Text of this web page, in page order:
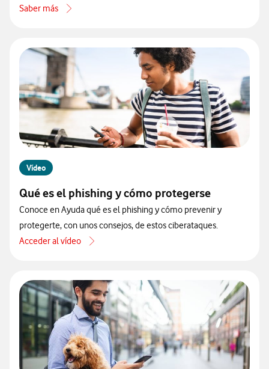
Saber más
acerca de Cómo contactar con atención al cliente de Vodafone
Vídeo
Qué es el phishing y cómo protegerse
Conoce en Ayuda qué es el phishing y cómo prevenir y
protegerte, con unos consejos, de estos ciberataques.
Acceder al vídeo
acerca de Qué es el phishing y cómo protegerse